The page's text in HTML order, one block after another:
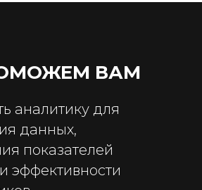
ВАМ
аналитику для
данных,
показателей
эффективности